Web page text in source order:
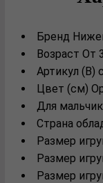
Бренд
Возраст От
Артикул (В)
Цвет (см)
Для
Страна
Размер
Размер
Размер